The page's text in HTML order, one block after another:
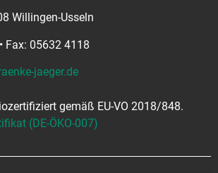
Willingen-Usseln
Fax: 05632 4118
jaeger.de
gemäß EU-VO 2018/848.
(DE-ÖKO-007)